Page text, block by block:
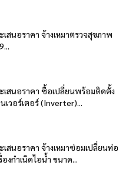
สนอราคา จ้างเหมาตรวจสุขภาพ
สนอราคา ซื้อเปลี่ยนพร้อมติดตั้ง
วอร์เตอร์ (Inverter)...
สนอราคา จ้างเหมาซ่อมเปลี่ยนท่อ
องกำเนิดไอน้ำ ขนาด...